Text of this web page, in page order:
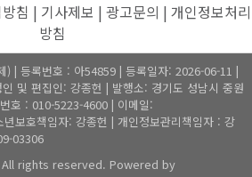
침 | 기사제보 | 광고문의 | 개인정보처리
방침
) | 등록번호 : 아54859 | 등록일자: 2026-06-11 |
및 편집인: 강종헌 | 발행소: 경기도 성남시 중원
호 : 010-5223-4600 | 이메일:
보호책임자: 강종헌 | 개인정보관리책임자 : 강
03306
rights reserved. Powered by